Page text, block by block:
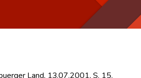
Antworten
Land, 13.07.2001, S. 15.